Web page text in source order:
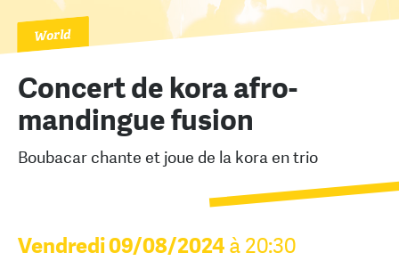
World
Concert de kora afro-
mandingue fusion
Boubacar chante et joue de la kora en trio
Vendredi 09/08/2024 à 20:30